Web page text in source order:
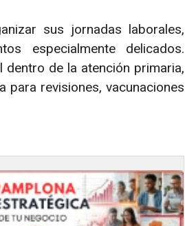
sus jornadas laborales,
especialmente delicados.
dentro de la atención primaria,
revisiones, vacunaciones